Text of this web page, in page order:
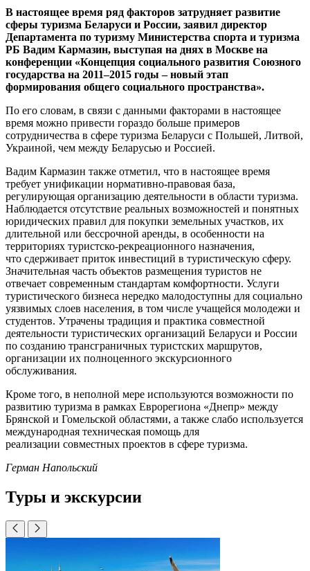
В настоящее время ряд факторов затрудняет развитие
сферы туризма Беларуси и России, заявил директор
Департамента по туризму Министерства спорта и туризма
РБ Вадим Кармазин, выступая на днях в Москве на
конференции «Концепция социального развития Союзного
государства на 2011–2015 годы – новый этап
формирования общего социального пространства».
По его словам, в связи с данными факторами в настоящее
время можно привести гораздо больше примеров
сотрудничества в сфере туризма Беларуси с Польшей, Литвой,
Украиной, чем между Беларусью и Россией.
Вадим Кармазин также отметил, что в настоящее время
требует унификации нормативно-правовая база,
регулирующая организацию деятельности в области туризма.
Наблюдается отсутствие реальных возможностей и понятных
юридических правил для покупки земельных участков, их
длительной или бессрочной аренды, в особенности на
территориях туристско-рекреационного назначения,
что сдерживает приток инвестиций в туристическую сферу.
Значительная часть объектов размещения туристов не
отвечает современным стандартам комфортности. Услуги
туристического бизнеса нередко малодоступны для социально
уязвимых слоев населения, в том числе учащейся молодежи и
студентов. Утрачены традиция и практика совместной
деятельности туристических организаций Беларуси и России
по созданию трансграничных туристских маршрутов,
организации их полноценного экскурсионного
обслуживания.
Кроме того, в неполной мере используются возможности по
развитию туризма в рамках Еврорегиона «Днепр» между
Брянской и Гомельской областями, а также слабо используется
международная техническая помощь для
реализации совместных проектов в сфере туризма.
Герман Напольский
Туры и экскурсии